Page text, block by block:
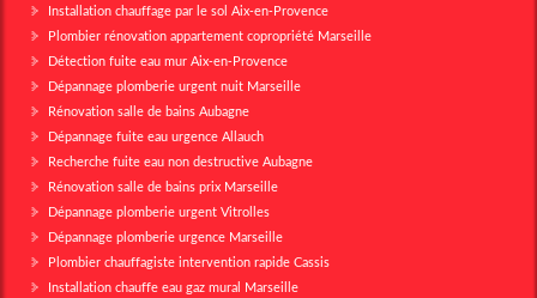
Installation chauffage par le sol Aix-en-Provence
Plombier rénovation appartement copropriété Marseille
Détection fuite eau mur Aix-en-Provence
Dépannage plomberie urgent nuit Marseille
Rénovation salle de bains Aubagne
Dépannage fuite eau urgence Allauch
Recherche fuite eau non destructive Aubagne
Rénovation salle de bains prix Marseille
Dépannage plomberie urgent Vitrolles
Dépannage plomberie urgence Marseille
Plombier chauffagiste intervention rapide Cassis
Installation chauffe eau gaz mural Marseille